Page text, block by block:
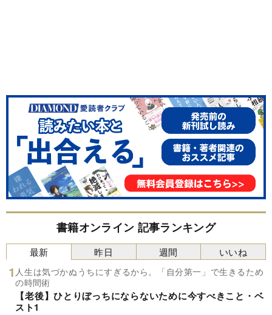
書籍オンライン 記事ランキング
最新
人生は気づかぬうちにすぎるから。「自分第一」で生きるため
の時間術
【老後】ひとりぼっちにならないために今すべきこと・ベ
スト1
昨日 週間 いいね